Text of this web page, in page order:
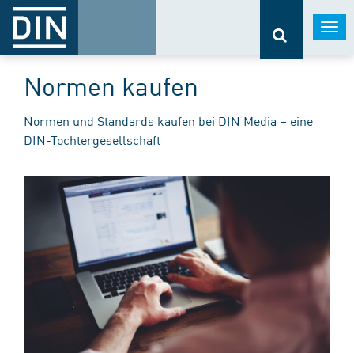
Normen kaufen
Normen und Standards kaufen bei DIN Media – eine
DIN-Tochtergesellschaft